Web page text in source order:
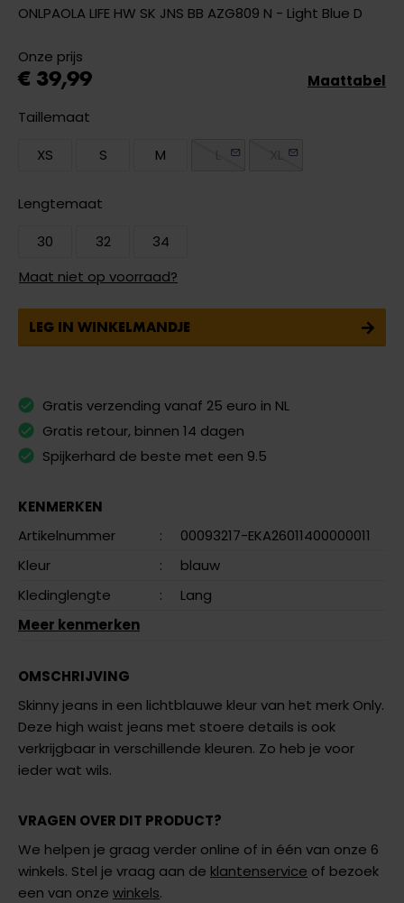
ONLPAOLA LIFE HW SK JNS BB AZG809 N - Light Blue D
Onze prijs
€ 39,99
Taillemaat
XS
S M
Lengtemaat
30
32
34
Maat niet op voorraad?
Maattabel
LEG IN WINKELMANDJE
Gratis verzending vanaf 25 euro in NL
Gratis retour, binnen 14 dagen
Spijkerhard de beste met een 9.5
KENMERKEN
Artikelnummer
:
00093217-EKA26011400000011
Kleur
:
blauw
Kledinglengte
:
Lang
Meer kenmerken
OMSCHRIJVING
Skinny jeans in een lichtblauwe kleur van het merk Only.
Deze high waist jeans met stoere details is ook
verkrijgbaar in verschillende kleuren. Zo heb je voor
ieder wat wils.
VRAGEN OVER DIT PRODUCT?
We helpen je graag verder online of in één van onze 6
winkels. Stel je vraag aan de klantenservice of bezoek
een van onze winkels.